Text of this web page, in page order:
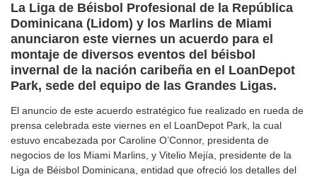
La Liga de Béisbol Profesional de la República
Dominicana (Lidom) y los Marlins de Miami
anunciaron este viernes un acuerdo para el
montaje de diversos eventos del béisbol
invernal de la nación caribeña en el LoanDepot
Park, sede del equipo de las Grandes Ligas.
El anuncio de este acuerdo estratégico fue realizado en rueda de
prensa celebrada este viernes en el LoanDepot Park, la cual
estuvo encabezada por Caroline O’Connor, presidenta de
negocios de los Miami Marlins, y Vitelio Mejía, presidente de la
Liga de Béisbol Dominicana, entidad que ofreció los detalles del